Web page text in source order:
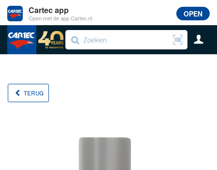
TERUG
Cartec app
Open met de app Cartec.nl OPEN